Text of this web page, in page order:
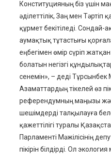
Конституцияның біз үшін
әділеттілік, Заң мен Тәртіп
құрмет бекітіледі. Сондай-
аумақтық тұтастығы
еңбегімен өмір сүріп
болатын негізгі
сенемін», – деді Тұрсынбек
Азаматтардың тікелей өз
референдумның маңызы
шешімдерді талқылауға
қажеттілігі туралы
Парламенті Мәжілісінің
пікірін білдірді. Ол